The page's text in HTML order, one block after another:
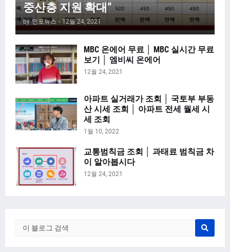
중산층 지원 확대”
by 인포뉴스 - 12월 24, 2021
MBC 온에어 무료 │ MBC 실시간 무료
보기 │ 엠비씨 온에어
12월 24, 2021
아파트 실거래가 조회 │ 국토부 부동
산 시세 조회 │ 아파트 전세 월세 시
세 조회
1월 10, 2022
교통범칙금 조회 │ 과태료 범칙금 차
이 알아봅시다
12월 24, 2021